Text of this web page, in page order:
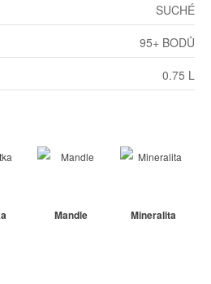
SUCHÉ
95+ BODŮ
0.75 L
Mandle Mineralita